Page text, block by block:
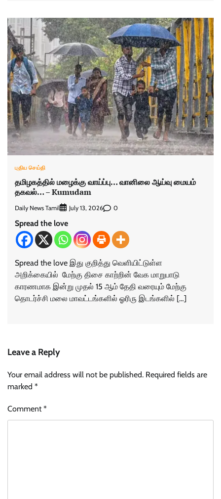
புதிய செய்தி
தமிழகத்தில் மழைக்கு வாய்ப்பு… வானிலை ஆய்வு மையம்
தகவல்… – Kumudam
Daily News Tamil July 13, 2026 0
Spread the love
Spread the love இது குறித்து வெளியிட்டுள்ள
அறிக்கையில் மேற்கு திசை காற்றின் வேக மாறுபாடு
காரணமாக இன்று முதல் 15 ஆம் தேதி வரையும் மேற்கு
தொடர்ச்சி மலை மாவட்டங்களில் ஓரிரு இடங்களில் […]
Leave a Reply
Your email address will not be published. Required fields are
marked *
Comment*